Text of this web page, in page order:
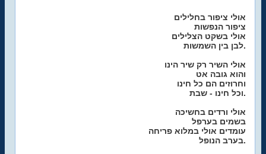
אולי ציפור בחלילים
ציפור הנפשות
אולי בשקט הצלילים
לבן בין השמשות.
אולי השיר רק שיר הינו
והוא גובה אט
וחרוזים הם כל חינו
וכל חינו - שבת.
אולי ורדים בחשיכה
בשמים בערפל
עומדים אולי במלוא פריחה
בערב הנופל.